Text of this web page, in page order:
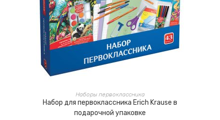
Наборы первоклассника
Набор для первоклассника Erich Krause в
подарочной упаковке